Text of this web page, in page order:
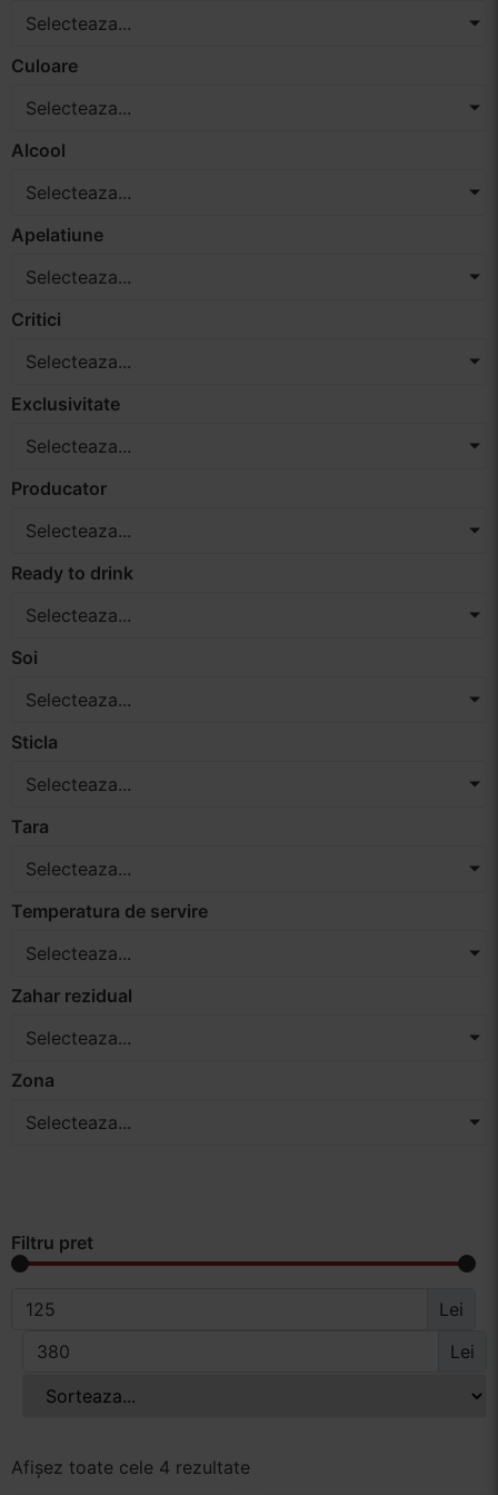
Vinuri Spumante
Distilate
Accesorii
Selecteaza...
Culoare
Selecteaza...
Alcool
Selecteaza...
Apelatiune
Selecteaza...
Critici
Selecteaza...
Exclusivitate
Selecteaza...
Producator
Selecteaza...
Ready to drink
Selecteaza...
Soi
Selecteaza...
Sticla
Selecteaza...
Tara
Selecteaza...
Temperatura de servire
Selecteaza...
Zahar rezidual
Selecteaza...
Zona
Selecteaza...
Filtru pret
Lei
Lei
Afișez toate cele 4 rezultate